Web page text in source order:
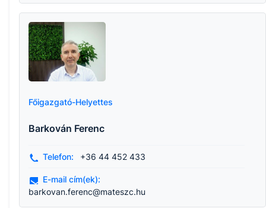
Főigazgató-Helyettes
Barkován Ferenc
Telefon: +36 44 452 433
E-mail cím(ek):
barkovan.ferenc@mateszc.hu